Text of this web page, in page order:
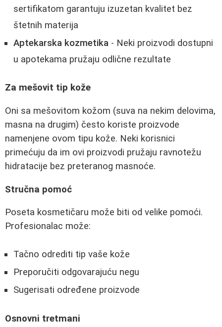
sertifikatom garantuju izuzetan kvalitet bez
štetnih materija
Aptekarska kozmetika - Neki proizvodi dostupni
u apotekama pružaju odlične rezultate
Za mešovit tip kože
Oni sa mešovitom kožom (suva na nekim delovima,
masna na drugim) često koriste proizvode
namenjene ovom tipu kože. Neki korisnici
primećuju da im ovi proizvodi pružaju ravnotežu
hidratacije bez preteranog masnoće.
Stručna pomoć
Poseta kosmetičaru može biti od velike pomoći.
Profesionalac može:
Tačno odrediti tip vaše kože
Preporučiti odgovarajuću negu
Sugerisati određene proizvode
Osnovni tretmani